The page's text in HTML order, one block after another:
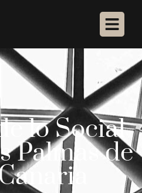
herramientas
lo Social
Palmas de